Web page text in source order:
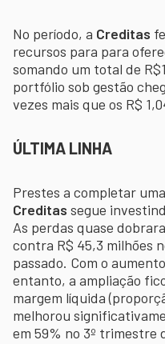
No período, a Creditas
recursos para para
somando um total de
portfólio sob gestão
vezes mais que os R$
ÚLTIMA LINHA
Prestes a completar
Creditas segue
As perdas quase
contra R$ 45,3 milhões
passado. Com o
entanto, a ampliação
margem líquida
melhorou
em 59% no 3º trimestre